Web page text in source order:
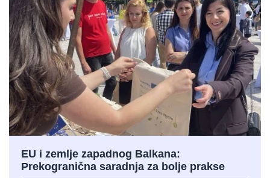
EU i zemlje zapadnog Balkana:
Prekogranična saradnja za bolje prakse